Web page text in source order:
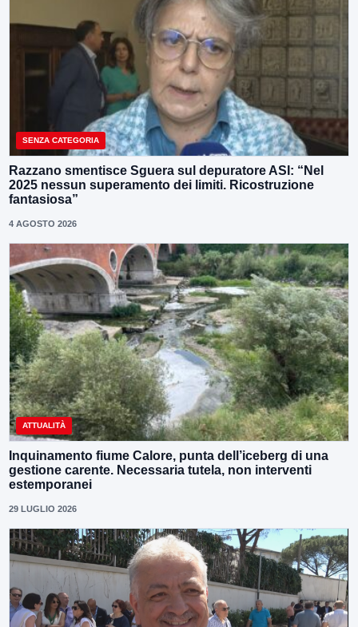
SENZA CATEGORIA
Razzano smentisce Sguera sul depuratore ASI: “Nel
2025 nessun superamento dei limiti. Ricostruzione
fantasiosa”
4 AGOSTO 2026
ATTUALITÀ
Inquinamento fiume Calore, punta dell’iceberg di una
gestione carente. Necessaria tutela, non interventi
estemporanei
29 LUGLIO 2026